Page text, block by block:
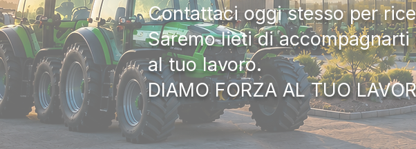
Contattaci oggi stesso per
Saremo lieti di
al tuo lavoro.
DIAMO FORZA AL TUO